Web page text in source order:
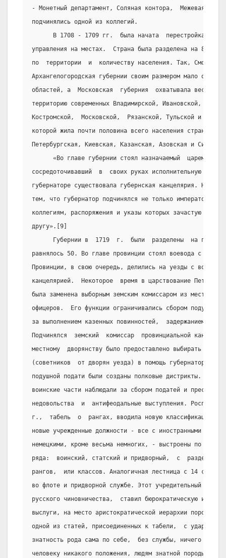
- Монетный департамент, Соляная контора,  Межевая
подчинялись одной из коллегий.
В 1708 - 1709 гг.  была начата  перестройка
управления на местах.  Страна была разделена на 8
по  территории  и  количеству населения. Так,
Архангелогородская губернии своим размером мало
областей, а  Московская  губерния  охватывала весь
территорию современных Владимирской, Ивановской,
Костромской,  Московской,  Рязанской, Тульской и
которой жила почти половина всего населения страны. В
Петербургская, Киевская, Казанская, Азовская и
«Во главе губернии стоял назначаемый  царем
сосредоточивавший  в  своих руках исполнительную и
губернаторе существовала губернская канцелярия. Но
тем, что губернатор подчинялся не только императору и
коллегиям, распоряжения и указы которых зачастую
другу».[9]
Губернии в  1719  г.  были  разделены  на
равнялось 50. Во главе провинции стоял воевода с
Провинции, в свою очередь, делились на уезды с
канцелярией.  Некоторое  время в царствование Петра
была заменена выборным земским комиссаром из местных
офицеров.  Его функции ограничивались сбором подушной
за выполнением казенных повинностей,  задержанием
Подчинялся  земский  комиссар  провинциальной
местному  дворянству было предоставлено выбирать по
(советников  от дворян уезда) в помощь губернатору, а
подушной подати были созданы полковые дистрикты.
воинские части наблюдали за сбором податей и пресекали
недовольства  и  антифеодальные выступления. Роспись
г.,  табель  о  рангах, вводила новую классификацию
новые учрежденные должности - все с иностранными
немецкими, кроме весьма немногих, - выстроены по
ряда:  воинский, статский и придворный,  с
рангов,  или классов. Аналогичная лестница с 14
во флоте и придворной службе. Этот учредительный акт
русского чиновничества,  ставил бюрократическую
выслуги, на место аристократической иерархии породы,
одной из статей, присоединенных к табели,  с
знатность рода сама по себе,  без службы, ничего не
человеку никакого положения, людям знатной породы